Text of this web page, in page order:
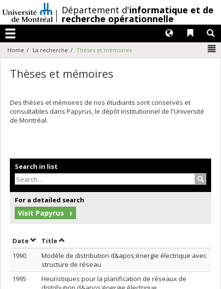
au
contenu
/Département d'informatique et de
recherche opérationnelle
Menu
Liens
Langues
Home La recherche Thèses et mémoires
Thèses et mémoires
Des thèses et mémoires de nos étudiants sont conservés et
consultables dans Papyrus, le dépôt institutionnel de l'Université
de Montréal.
Search in list
For a detailed search
Visit Papyrus
DateSort by date in ascending order
TitleSort by title in ascending order
1990
Modèle de distribution d&apos;énergie électrique avec
structure de réseau
1995
Heuristiques pour la planification de réseaux de